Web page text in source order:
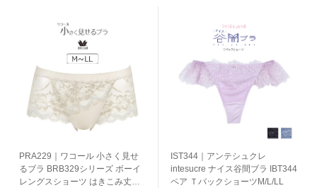
PRA229｜ワコール 小さく見せ
るブラ BRB329シリーズ ボーイ
レングスショーツ はきこみ丈・
IST344｜アンテシュクレ
intesucre ナイス谷間ブラ IBT344
ペア ＴバックショーツM/L/LL